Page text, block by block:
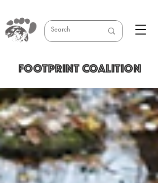
FOOTPRINT COALITION